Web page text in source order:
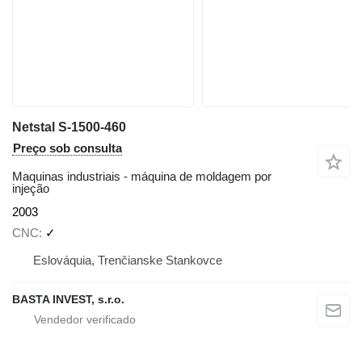
Netstal S-1500-460
Preço sob consulta
Maquinas industriais - máquina de moldagem por
injeção
2003
CNC
✓
Eslováquia, Trenčianske Stankovce
BASTA INVEST, s.r.o.